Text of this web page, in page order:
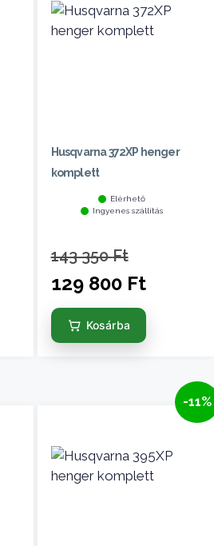
Husqvarna 372XP henger
komplett
Elérhető
Ingyenes szállítás
143 350Ft
129 800 Ft
Kosárba
-11%